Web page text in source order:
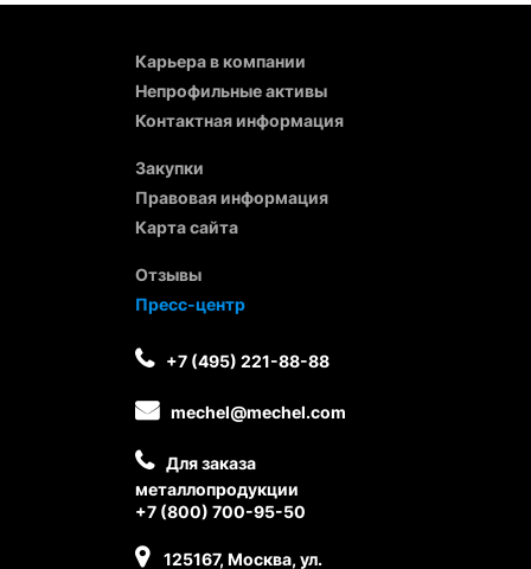
Карьера в компании
Непрофильные активы
Контактная информация
Закупки
Правовая информация
Карта сайта
Отзывы
Пресс-центр
+7 (495) 221-88-88
mechel@mechel.com
Для заказа
металлопродукции
+7 (800) 700-95-50
125167, Москва, ул.